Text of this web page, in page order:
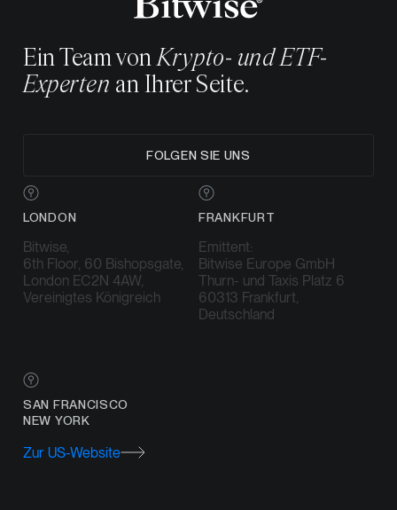
Ein Team von Krypto- und ETF-
Experten an Ihrer Seite.
FOLGEN SIE UNS
LONDON
Bitwise,
6th Floor, 60 Bishopsgate,
London EC2N 4AW,
Vereinigtes Königreich
FRANKFURT
Emittent:
Bitwise Europe GmbH
Thurn- und Taxis Platz 6
60313 Frankfurt,
Deutschland
SAN FRANCISCO
NEW YORK
Zur US-Website